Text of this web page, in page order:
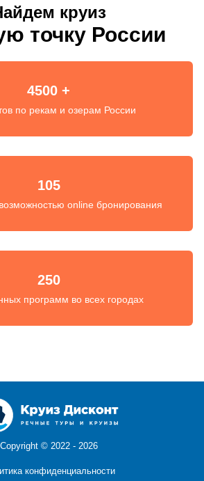
круиз
точку России
4500 +
по рекам и озерам России
105
online бронирования
250
программ во всех городах
Copyright © 2022 - 2026
конфиденциальности